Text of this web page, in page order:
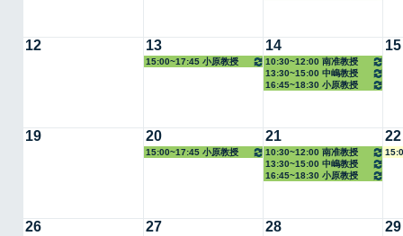
12 13
15:00~17:45 小原教授
14
10:30~12:00 南准教授
13:30~15:00 中嶋教授
16:45~18:30 小原教授
15
19 20
15:00~17:45 小原教授
21
10:30~12:00 南准教授
13:30~15:00 中嶋教授
16:45~18:30 小原教授
22
26 27 28 29